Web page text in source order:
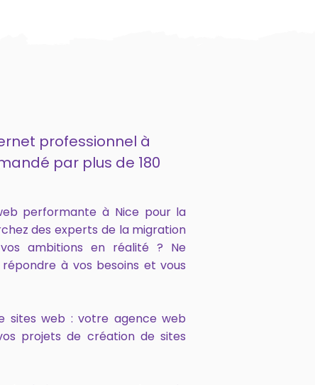
professionnel à
par plus de 180
performante à Nice pour la
des experts de la migration
ambitions en réalité ? Ne
à vos besoins et vous
sites web : votre agence web
projets de création de sites